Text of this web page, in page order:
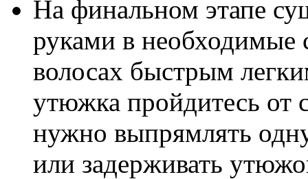
На финальном этапе
руками в
волосах быстрым
утюжка пройдитесь от
нужно выпрямлять
или задерживать